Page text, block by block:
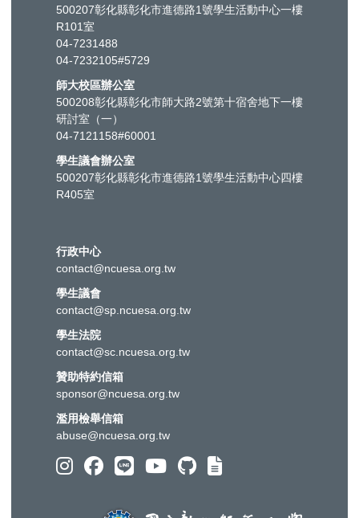
500207彰化縣彰化市進德路1號學生活動中心一樓
R101室
04-7231488
04-7232105#5729
師大校區辦公室
500208彰化縣彰化市師大路2號第十宿舍地下一樓
研討室（一）
04-7121158#60001
學生議會辦公室
500207彰化縣彰化市進德路1號學生活動中心四樓
R405室
行政中心
contact@ncuesa.org.tw
學生議會
contact@sp.ncuesa.org.tw
學生法院
contact@sc.ncuesa.org.tw
贊助特約信箱
sponsor@ncuesa.org.tw
濫用檢舉信箱
abuse@ncuesa.org.tw